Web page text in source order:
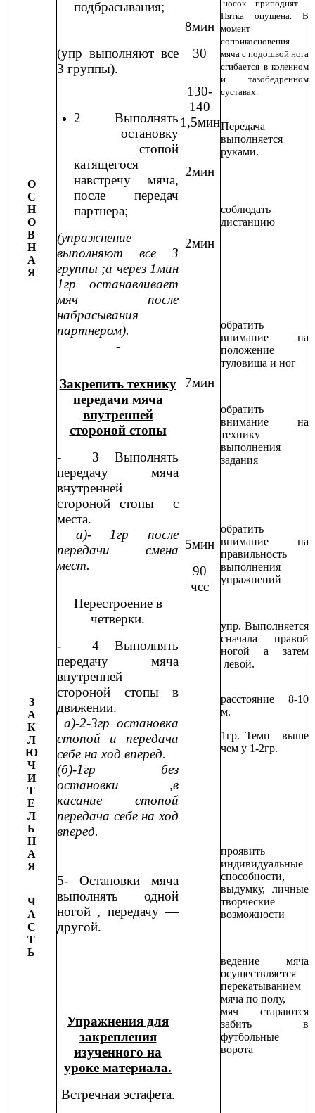
О
С
Н
О
В
Н
А
Я
З
А
К
Л
Ю
Ч
И
Т
Е
Л
Ь
Н
А
Я
Ч
А
С
Т
Ь
подбрасывания;
(упр выполняют все
3 группы).
2 Выполнять
остановку
стопой
катящегося
навстречу мяча,
после передач
партнера;
(упражнение
выполняют все 3
группы ;а через 1мин
1гр останавливает
мяч после
набрасывания
партнером).
-
Закрепить технику
передачи мяча
внутренней
стороной стопы
- 3 Выполнять
передачу мяча
внутренней
стороной стопы с
места.
а)- 1гр после
передачи смена
мест.
Перестроение в
четверки.
- 4 Выполнять
передачу мяча
внутренней
стороной стопы в
движении.
а)-2-3гр остановка
стопой и передача
себе на ход вперед.
(б)-1гр без
остановки ,в
касание стопой
передача себе на ход
вперед.
5- Остановки мяча
выполнять одной
ногой , передачу —
другой.
Упражнения для
закрепления
изученного на
уроке материала.
Встречная эстафета.
8мин
30
130-
140
1,5мин
2мин
2мин
7мин
5мин
90
чсс
.носок приподнят .
Пятка опущена. В
момент
соприкосновения
мяча с подошвой нога
сгибается в коленном
и тазобедренном
суставах.
Передача
выполняется
руками.
соблюдать
дистанцию
обратить
внимание на
положение
туловища и ног
обратить
внимание на
технику
выполнения
задания
обратить
внимание на
правильность
выполнения
упражнений
упр. Выполняется
сначала правой
ногой а затем
левой.
расстояние 8-10
м.
1гр. Темп выше
чем у 1-2гр.
проявить
индивидуальные
способности,
выдумку, личные
творческие
возможности
ведение мяча
осуществляется
перекатыванием
мяча по полу,
мяч стараются
забить в
футбольные
ворота